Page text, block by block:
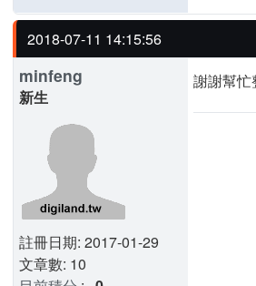
2018-07-11 14:15:56
minfeng
新生
註冊日期: 2017-01-29
文章數: 10
謝謝幫